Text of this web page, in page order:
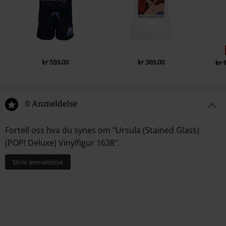
kr 559,00 kr 369,00 kr
0 Anmeldelse
Fortell oss hva du synes om "Ursula (Stained Glass)
(POP! Deluxe) Vinylfigur 1638".
Skriv anmeldelse